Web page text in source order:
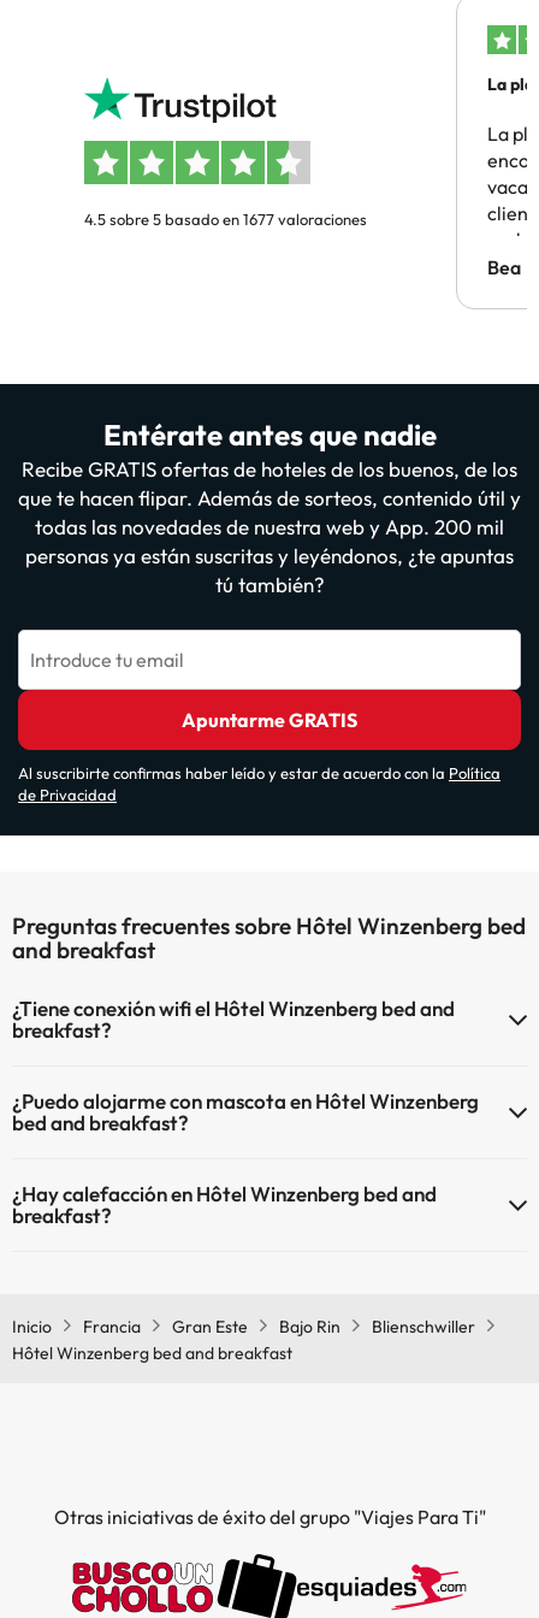
4.5 sobre 5 basado en 1677 valoraciones
La
La
Bea
Entérate antes que nadie
Recibe GRATIS ofertas de hoteles de los buenos, de los
que te hacen flipar. Además de sorteos, contenido útil y
todas las novedades de nuestra web y App. 200 mil
personas ya están suscritas y leyéndonos, ¿te apuntas
tú también?
Introduce tu email
Apuntarme GRATIS
Al suscribirte confirmas haber leído y estar de acuerdo con la Política
de Privacidad
Preguntas frecuentes sobre Hôtel Winzenberg bed
and breakfast
¿Tiene conexión wifi el Hôtel Winzenberg bed and
breakfast?
¿Puedo alojarme con mascota en Hôtel Winzenberg
bed and breakfast?
¿Hay calefacción en Hôtel Winzenberg bed and
breakfast?
Inicio
Francia Gran Este Bajo Rin
Blienschwiller
Hôtel Winzenberg bed and breakfast
Otras iniciativas de éxito del grupo "Viajes Para Ti"